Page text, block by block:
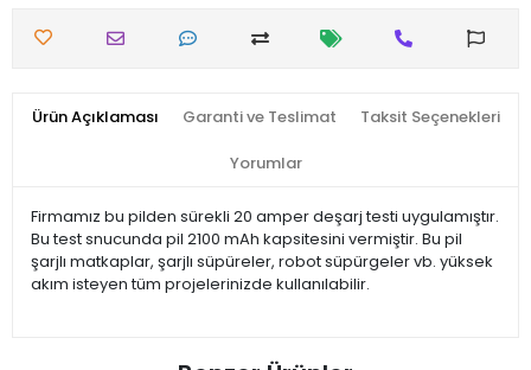
Ürün Açıklaması Garanti ve Teslimat Taksit Seçenekleri
Yorumlar
Firmamız bu pilden sürekli 20 amper deşarj testi uygulamıştır.
Bu test snucunda pil 2100 mAh kapsitesini vermiştir. Bu pil
şarjlı matkaplar, şarjlı süpüreler, robot süpürgeler vb. yüksek
akım isteyen tüm projelerinizde kullanılabilir.